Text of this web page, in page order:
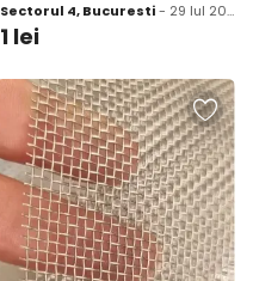
Sectorul 4, Bucuresti- 29 Iul 2026
1 lei